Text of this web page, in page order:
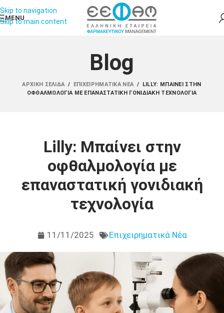
Skip to navigation
Skip to main content
MENU
Blog
ΑΡΧΙΚΉ ΣΕΛΊΔΑ / ΕΠΙΧΕΙΡΗΜΑΤΙΚΆ ΝΈΑ /
LILLY: ΜΠΑΊΝΕΙ ΣΤΗΝ
ΟΦΘΑΛΜΟΛΟΓΊΑ ΜΕ ΕΠΑΝΑΣΤΑΤΙΚΉ ΓΟΝΙΔΙΑΚΉ ΤΕΧΝΟΛΟΓΊΑ
Lilly: Μπαίνει στην
οφθαλμολογία με
επαναστατική γονιδιακή
τεχνολογία
11/11/2025 Επιχειρηματικά Νέα